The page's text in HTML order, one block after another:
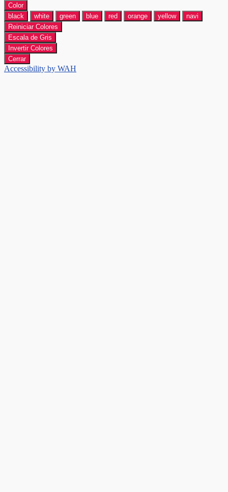
Color
black
white green blue red orange yellow
navi
Reiniciar Colores
Escala de Gris
Invertir Colores
Cerrar
Accessibility by WAH